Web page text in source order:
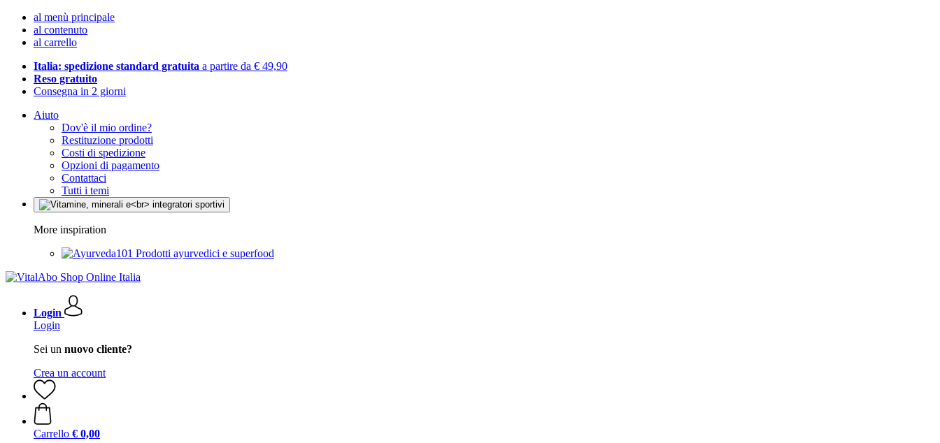
al menù principale
al contenuto
al carrello
Italia: spedizione standard gratuita a partire da € 49,90
Reso gratuito
Consegna in 2 giorni
Aiuto
Dov'è il mio ordine?
Restituzione prodotti
Costi di spedizione
Opzioni di pagamento
Contattaci
Tutti i temi
More inspiration
Prodotti ayurvedici e superfood
Login
Login
Sei un nuovo cliente?
Crea un account
Carrello € 0,00